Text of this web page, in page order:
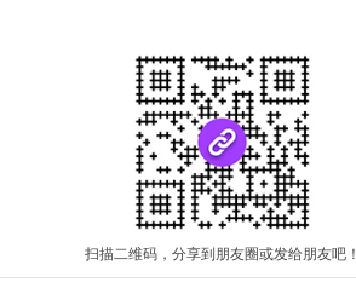
扫描二维码，分享到朋友圈或发给朋友吧！